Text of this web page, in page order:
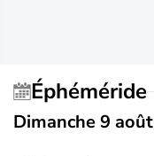
Éphéméride
Dimanche 9 août